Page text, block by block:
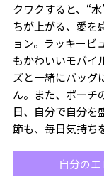
クワクすると、“
ちが上がる、愛を
ョン。ラッキービ
もかわいいモバイ
ズと一緒にバッグ
ん。また、ポーチ
日、自分で自分
節も、毎日気持ち
自分の